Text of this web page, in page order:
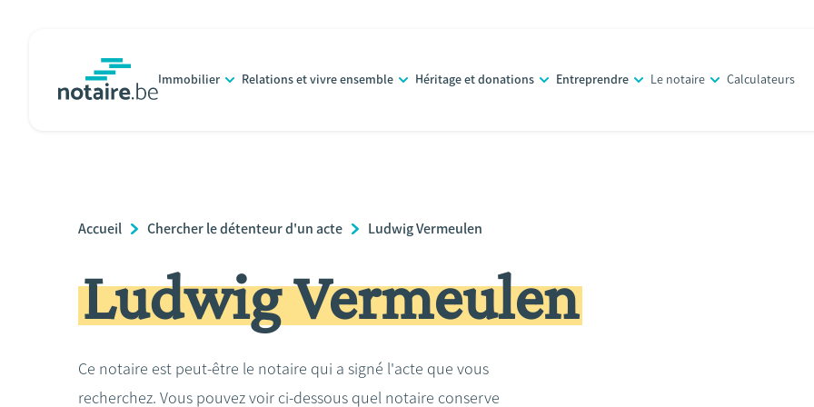
principal
Immobilier Relations et vivre ensemble Héritage et donations Entreprendre Le notaire Calculateurs
Breadcrumb
Accueil Chercher le détenteur d'un acte Ludwig Vermeulen
Ludwig Vermeulen
Ce notaire est peut-être le notaire qui a signé l'acte que vous
recherchez. Vous pouvez voir ci-dessous quel notaire conserve